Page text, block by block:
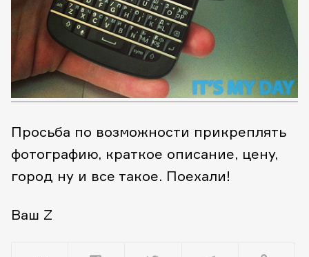
Просьба по возможности прикреплять
фотографию, краткое описание, цену,
город ну и все такое. Поехали!
Ваш Z